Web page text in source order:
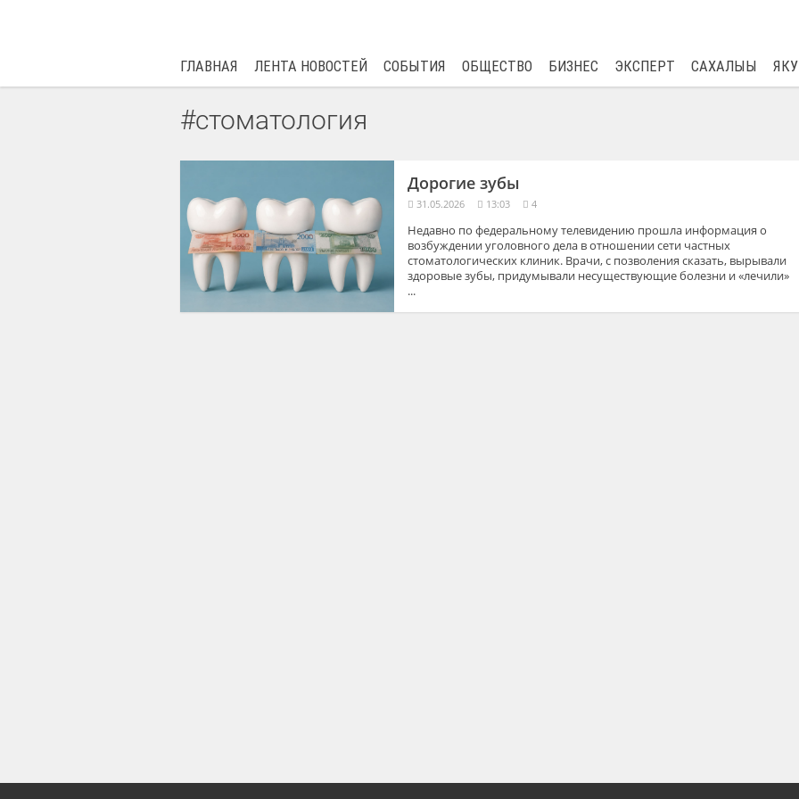
ГЛАВНАЯ ЛЕНТА НОВОСТЕЙ СОБЫТИЯ ОБЩЕСТВО БИЗНЕС ЭКСПЕРТ САХАЛЫЫ
#стоматология
Дорогие зубы
31.05.2026 13:03 4
Недавно по федеральному телевидению прошла информация о
возбуждении уголовного дела в отношении сети частных
стоматологических клиник. Врачи, с позволения сказать, вырывали
здоровые зубы, придумывали несуществующие болезни и «лечили»
...